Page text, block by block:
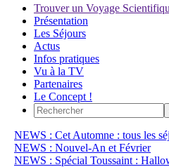
Trouver un Voyage
Présentation
Les Séjours
Actus
Infos pratiques
Vu à la TV
Partenaires
Le Concept !
NEWS : Cet Automne : tous les
NEWS : Nouvel-An et Février
NEWS : Spécial Toussaint :